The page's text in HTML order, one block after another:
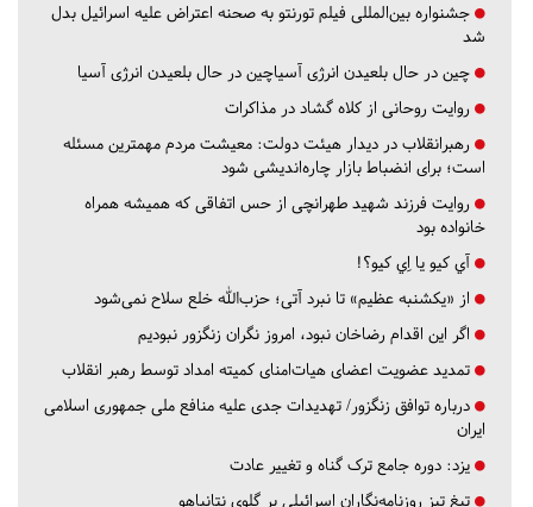
جشنواره بین‌المللی فیلم تورنتو به صحنه اعتراض علیه اسرائیل بدل
شد
چین در حال بلعیدن انرژی آسیاچین در حال بلعیدن انرژی آسیا
روایت روحانی از کلاه گشاد در مذاکرات
رهبرانقلاب در دیدار هیئت دولت: معیشت مردم مهمترین مسئله
است؛ برای انضباط بازار چاره‌اندیشی شود
روایت فرزند شهید طهرانچی از حس اتفاقی که همیشه همراه
خانواده بود
آي كيو يا اِي كيو؟!
از «یکشنبه عظیم» تا نبرد آتی؛ حزب‌الله خلع سلاح نمی‌شود
اگر این اقدام رضاخان نبود، امروز نگران زنگزور نبودیم
تمدید عضویت اعضای هیات‌امنای کمیته امداد توسط رهبر انقلاب
درباره توافق زنگزور/ تهدیدات جدی علیه منافع ملی جمهوری اسلامی
ایران
یزد: دوره جامع ترک گناه و تغییر عادت
تیغ تیز روزنامه‌نگاران اسرائیلی بر گلوی نتانیاهو